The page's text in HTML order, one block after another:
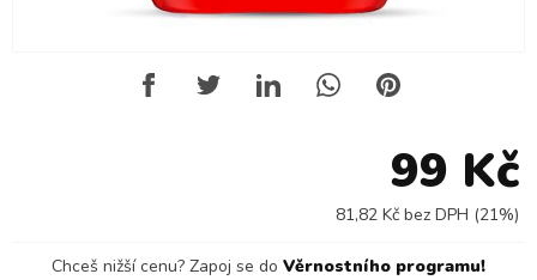
99 Kč
81,82 Kč bez DPH (21%)
Chceš nižší cenu? Zapoj se do Věrnostního programu!